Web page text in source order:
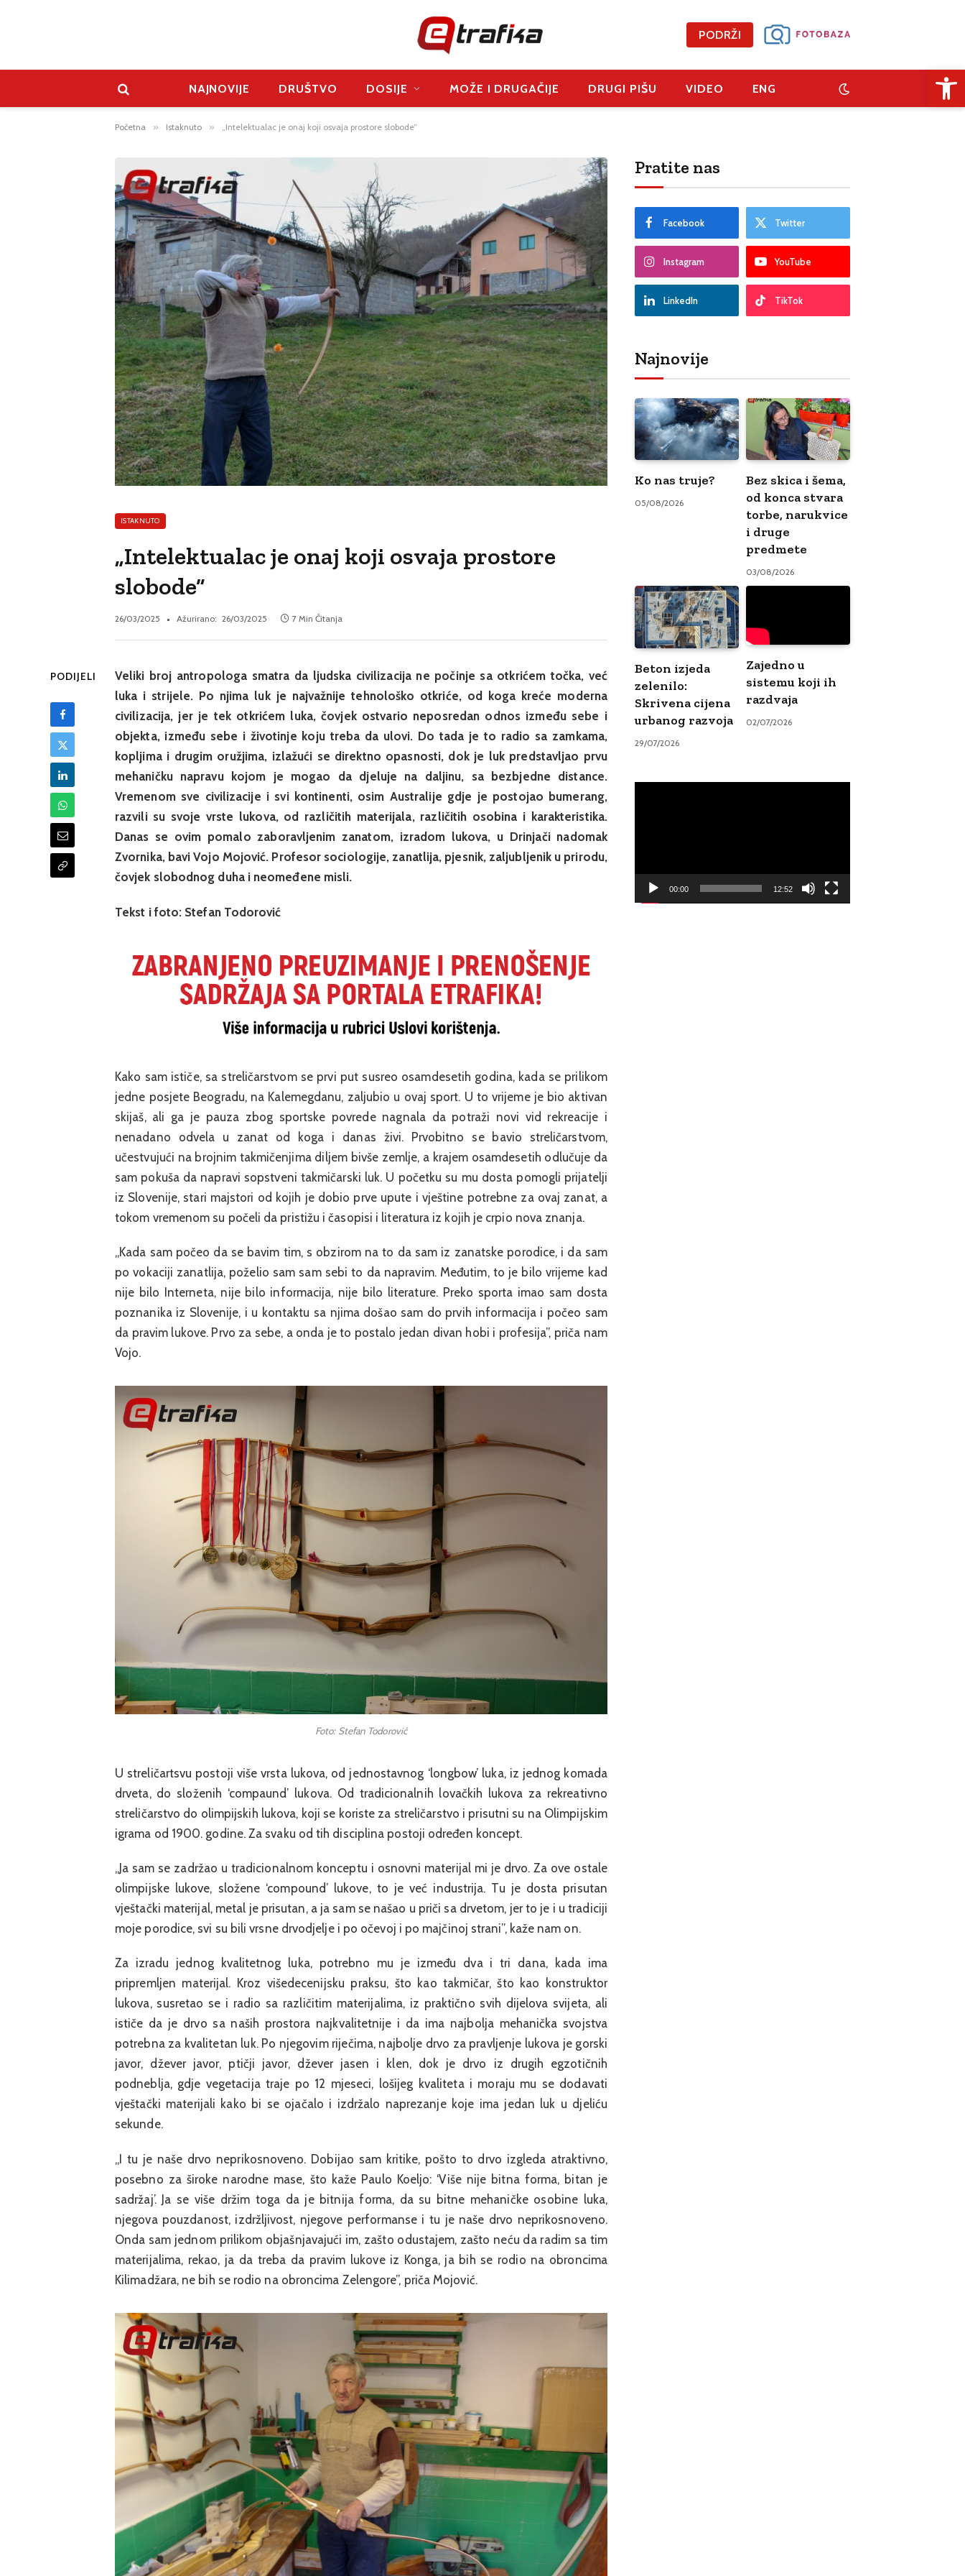
PODRŽI
NAJNOVIJE DRUŠTVO DOSIJE MOŽE I DRUGAČIJE DRUGI PIŠU VIDEO ENG
Početna » Istaknuto » „Intelektualac je onaj koji osvaja prostore slobode”
ISTAKNUTO
„Intelektualac je onaj koji osvaja prostore
slobode”
26/03/2025 Ažurirano: 26/03/2025 7 Min Čitanja
PODIJELI
Veliki broj antropologa smatra da ljudska civilizacija ne počinje sa otkrićem točka, već
luka i strijele. Po njima luk je najvažnije tehnološko otkriće, od koga kreće moderna
civilizacija, jer je tek otkrićem luka, čovjek ostvario neposredan odnos između sebe i
objekta, između sebe i životinje koju treba da ulovi. Do tada je to radio sa zamkama,
kopljima i drugim oružjima, izlažući se direktno opasnosti, dok je luk predstavljao prvu
mehaničku napravu kojom je mogao da djeluje na daljinu, sa bezbjedne distance.
Vremenom sve civilizacije i svi kontinenti, osim Australije gdje je postojao bumerang,
razvili su svoje vrste lukova, od različitih materijala, različitih osobina i karakteristika.
Danas se ovim pomalo zaboravljenim zanatom, izradom lukova, u Drinjači nadomak
Zvornika, bavi Vojo Mojović. Profesor sociologije, zanatlija, pjesnik, zaljubljenik u prirodu,
čovjek slobodnog duha i neomeđene misli.
Tekst i foto: Stefan Todorović
Kako sam ističe, sa streličarstvom se prvi put susreo osamdesetih godina, kada se prilikom
jedne posjete Beogradu, na Kalemegdanu, zaljubio u ovaj sport. U to vrijeme je bio aktivan
skijaš, ali ga je pauza zbog sportske povrede nagnala da potraži novi vid rekreacije i
nenadano odvela u zanat od koga i danas živi. Prvobitno se bavio streličarstvom,
učestvujući na brojnim takmičenjima diljem bivše zemlje, a krajem osamdesetih odlučuje da
sam pokuša da napravi sopstveni takmičarski luk. U početku su mu dosta pomogli prijatelji
iz Slovenije, stari majstori od kojih je dobio prve upute i vještine potrebne za ovaj zanat, a
tokom vremenom su počeli da pristižu i časopisi i literatura iz kojih je crpio nova znanja.
„Kada sam počeo da se bavim tim, s obzirom na to da sam iz zanatske porodice, i da sam
po vokaciji zanatlija, poželio sam sam sebi to da napravim. Međutim, to je bilo vrijeme kad
nije bilo Interneta, nije bilo informacija, nije bilo literature. Preko sporta imao sam dosta
poznanika iz Slovenije, i u kontaktu sa njima došao sam do prvih informacija i počeo sam
da pravim lukove. Prvo za sebe, a onda je to postalo jedan divan hobi i profesija”, priča nam
Vojo.
Foto: Stefan Todorović
U streličartsvu postoji više vrsta lukova, od jednostavnog ‘longbow’ luka, iz jednog komada
drveta, do složenih ‘compaund’ lukova. Od tradicionalnih lovačkih lukova za rekreativno
streličarstvo do olimpijskih lukova, koji se koriste za streličarstvo i prisutni su na Olimpijskim
igrama od 1900. godine. Za svaku od tih disciplina postoji određen koncept.
„Ja sam se zadržao u tradicionalnom konceptu i osnovni materijal mi je drvo. Za ove ostale
olimpijske lukove, složene ‘compound’ lukove, to je već industrija. Tu je dosta prisutan
vještački materijal, metal je prisutan, a ja sam se našao u priči sa drvetom, jer to je i u tradiciji
moje porodice, svi su bili vrsne drvodjelje i po očevoj i po majčinoj strani”, kaže nam on.
Za izradu jednog kvalitetnog luka, potrebno mu je između dva i tri dana, kada ima
pripremljen materijal. Kroz višedecenijsku praksu, što kao takmičar, što kao konstruktor
lukova, susretao se i radio sa različitim materijalima, iz praktično svih dijelova svijeta, ali
ističe da je drvo sa naših prostora najkvalitetnije i da ima najbolja mehanička svojstva
potrebna za kvalitetan luk. Po njegovim riječima, najbolje drvo za pravljenje lukova je gorski
javor, džever javor, ptičji javor, džever jasen i klen, dok je drvo iz drugih egzotičnih
podneblja, gdje vegetacija traje po 12 mjeseci, lošijeg kvaliteta i moraju mu se dodavati
vještački materijali kako bi se ojačalo i izdržalo naprezanje koje ima jedan luk u djeliću
sekunde.
„I tu je naše drvo neprikosnoveno. Dobijao sam kritike, pošto to drvo izgleda atraktivno,
posebno za široke narodne mase, što kaže Paulo Koeljo: ‘Više nije bitna forma, bitan je
sadržaj’. Ja se više držim toga da je bitnija forma, da su bitne mehaničke osobine luka,
njegova pouzdanost, izdržljivost, njegove performanse i tu je naše drvo neprikosnoveno.
Onda sam jednom prilikom objašnjavajući im, zašto odustajem, zašto neću da radim sa tim
materijalima, rekao, ja da treba da pravim lukove iz Konga, ja bih se rodio na obroncima
Kilimadžara, ne bih se rodio na obroncima Zelengore”, priča Mojović.
Pratite nas
Facebook Twitter
Instagram YouTube
LinkedIn TikTok
Najnovije
Ko nas truje?
05/08/2026
Bez skica i šema,
od konca stvara
torbe, narukvice
i druge
predmete
03/08/2026
Beton izjeda
zelenilo:
Skrivena cijena
urbanog razvoja
29/07/2026
Zajedno u
sistemu koji ih
razdvaja
02/07/2026
00:00 12:52